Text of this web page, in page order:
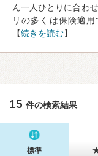
ん一人ひとりに合わ
リの多くは保険適
【続きを読む】
15 件の検索結果
標準